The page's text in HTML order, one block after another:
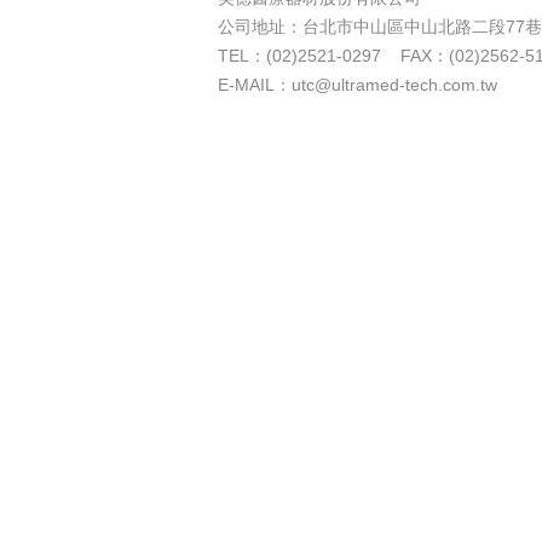
公司地址：台北市中山區中山北路二段77
TEL：(02)2521-0297 FAX：(02)2562-
E-MAIL：utc@ultramed-tech.com.tw